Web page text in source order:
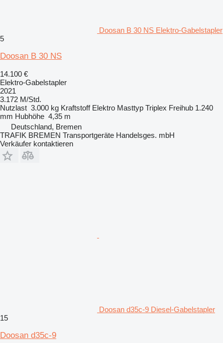
Doosan B 30 NS Elektro-Gabelstapler
5
Doosan B 30 NS
14.100 €
Elektro-Gabelstapler
2021
3.172 M/Std.
Nutzlast 3.000 kg Kraftstoff Elektro Masttyp Triplex Freihub 1.240
mm Hubhöhe 4,35 m
Deutschland, Bremen
TRAFIK BREMEN Transportgeräte Handelsges. mbH
Verkäufer kontaktieren
Doosan d35c-9 Diesel-Gabelstapler
15
Doosan d35c-9